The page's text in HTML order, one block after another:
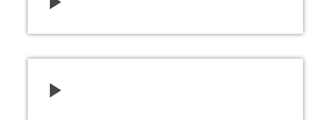
play_arrow